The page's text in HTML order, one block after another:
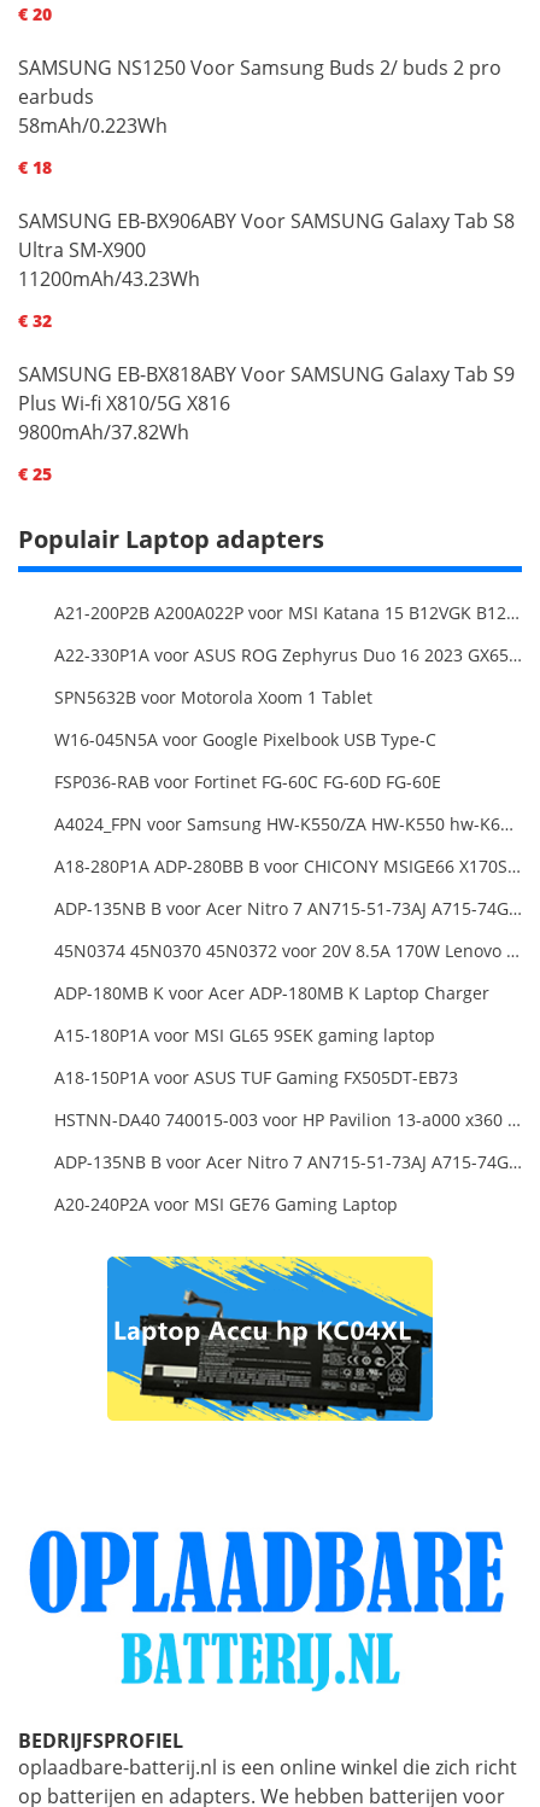
€ 20
SAMSUNG NS1250 Voor Samsung Buds 2/ buds 2 pro
earbuds
58mAh/0.223Wh
€ 18
SAMSUNG EB-BX906ABY Voor SAMSUNG Galaxy Tab S8
Ultra SM-X900
11200mAh/43.23Wh
€ 32
SAMSUNG EB-BX818ABY Voor SAMSUNG Galaxy Tab S9
Plus Wi-fi X810/5G X816
9800mAh/37.82Wh
€ 25
Populair Laptop adapters
A21-200P2B A200A022P voor MSI Katana 15 B12VGK B12VFK B12VEK
A22-330P1A voor ASUS ROG Zephyrus Duo 16 2023 GX650PY
SPN5632B voor Motorola Xoom 1 Tablet
W16-045N5A voor Google Pixelbook USB Type-C
FSP036-RAB voor Fortinet FG-60C FG-60D FG-60E
A4024_FPN voor Samsung HW-K550/ZA HW-K550 hw-K650 Soundbar
A18-280P1A ADP-280BB B voor CHICONY MSIGE66 X170SMG, MSI GE66 GE76
ADP-135NB B voor Acer Nitro 7 AN715-51-73AJ A715-74G-52B0 Notebook
45N0374 45N0370 45N0372 voor 20V 8.5A 170W Lenovo ThinkPad W540 T540P
ADP-180MB K voor Acer ADP-180MB K Laptop Charger
A15-180P1A voor MSI GL65 9SEK gaming laptop
A18-150P1A voor ASUS TUF Gaming FX505DT-EB73
HSTNN-DA40 740015-003 voor HP Pavilion 13-a000 x360 11-h000 x2 Series 19.5v 45w 2.31a Blue Charger+Cord
ADP-135NB B voor Acer Nitro 7 AN715-51-73AJ A715-74G-52B0 Notebook
A20-240P2A voor MSI GE76 Gaming Laptop
BEDRIJFSPROFIEL
oplaadbare-batterij.nl is een online winkel die zich richt
op batterijen en adapters. We hebben batterijen voor